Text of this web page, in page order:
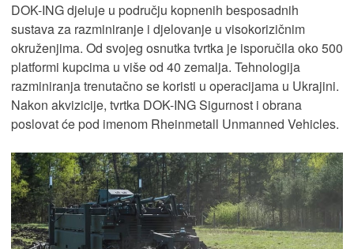
DOK-ING djeluje u području kopnenih besposadnih
sustava za razminiranje i djelovanje u visokorizičnim
okruženjima. Od svojeg osnutka tvrtka je isporučila oko 500
platformi kupcima u više od 40 zemalja. Tehnologija
razminiranja trenutačno se koristi u operacijama u Ukrajini.
Nakon akvizicije, tvrtka DOK-ING Sigurnost i obrana
poslovat će pod imenom Rheinmetall Unmanned Vehicles.